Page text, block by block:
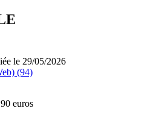
le 29/05/2026
(94)
euros